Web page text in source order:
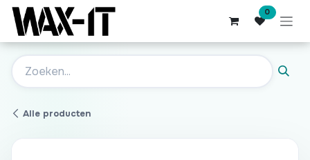
Overslaan naar inhoud 0
Alle producten